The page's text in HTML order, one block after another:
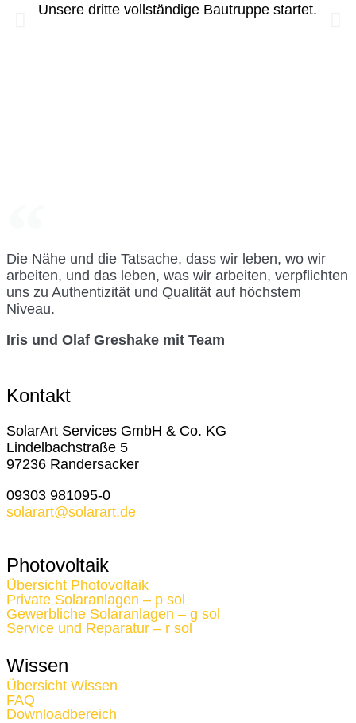
Unsere dritte vollständige Bautruppe startet.
Die Nähe und die Tatsache, dass wir leben, wo wir
arbeiten, und das leben, was wir arbeiten, verpflichten
uns zu Authentizität und Qualität auf höchstem
Niveau.
Iris und Olaf Greshake mit Team
Kontakt
SolarArt Services GmbH & Co. KG
Lindelbachstraße 5
97236 Randersacker
09303 981095-0
solarart@solarart.de
Photovoltaik
Übersicht Photovoltaik
Private Solaranlagen – p sol
Gewerbliche Solaranlagen – g sol
Service und Reparatur – r sol
Wissen
Übersicht Wissen
FAQ
Downloadbereich